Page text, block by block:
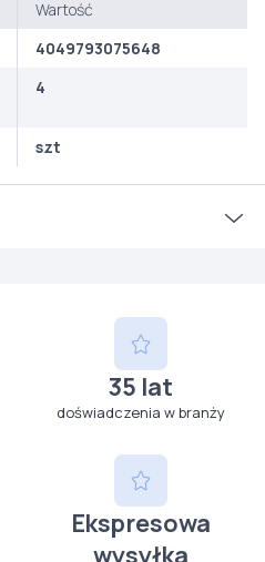
Wartość
4049793075648
4
szt
35 lat
doświadczenia w branży
Ekspresowa
wysyłka